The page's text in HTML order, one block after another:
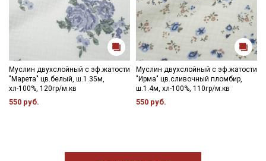
Муслин двухслойный с эф.жатости
"Марета" цв.белый, ш.1.35м,
хл-100%, 120гр/м.кв
550 руб.
Муслин двухслойный с эф.жатости
"Ирма" цв.сливочный пломбир,
ш.1.4м, хл-100%, 110гр/м.кв
550 руб.